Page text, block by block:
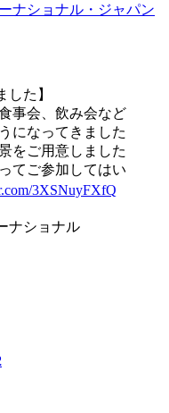
ナショナル・ジャパン
した】
事会、飲み会など
になってきました
をご用意しました
てご参加してはい
3XSNuyFXfQ
ナショナル